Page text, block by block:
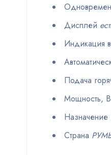
Дисплей
Индикация
Подача
Мощность,
Назначение
Страна